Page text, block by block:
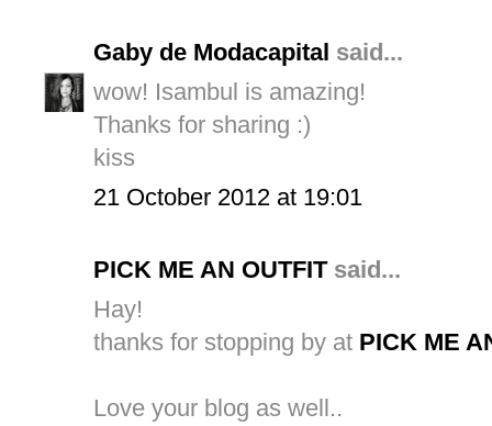
Gaby de Modacapital said...
wow! Isambul is amazing!
Thanks for sharing :)
kiss
21 October 2012 at 19:01
PICK ME AN OUTFITsaid...
Hay!
thanks for stopping by at PICK ME
Love your blog as well..